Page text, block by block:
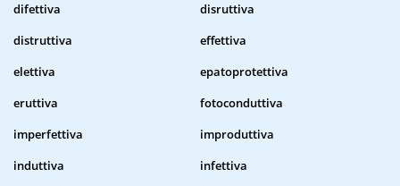
difettiva
disruttiva
distruttiva
effettiva
elettiva
epatoprotettiva
eruttiva
fotoconduttiva
imperfettiva
improduttiva
induttiva
infettiva